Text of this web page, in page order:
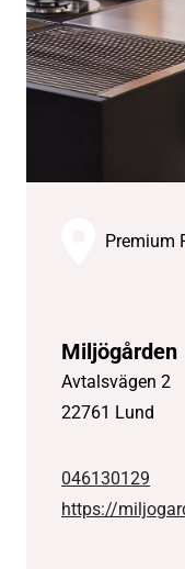
Premium
Miljögården
Avtalsvägen 2
22761 Lund
046130129
https://